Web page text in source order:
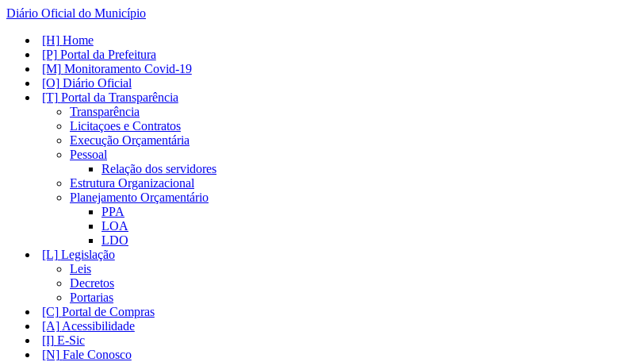
Diário Oficial do Município
Home
Portal da Prefeitura
Monitoramento Covid-19
Diário Oficial
Portal da Transparência
Transparência
Licitaçoes e Contratos
Execução Orçamentária
Pessoal
Relação dos servidores
Estrutura Organizacional
Planejamento Orçamentário
PPA
LOA
LDO
Legislação
Leis
Decretos
Portarias
Portal de Compras
Acessibilidade
E-Sic
Fale Conosco